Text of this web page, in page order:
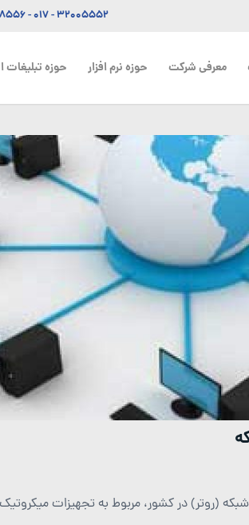
۳۲۰۰۵۵۵۲ - ۰۱۷ -
معرفی شرکت حوزه نرم افزار حوزه تبلیغات
(روتر) در کشور، مربوط به تجهیزات